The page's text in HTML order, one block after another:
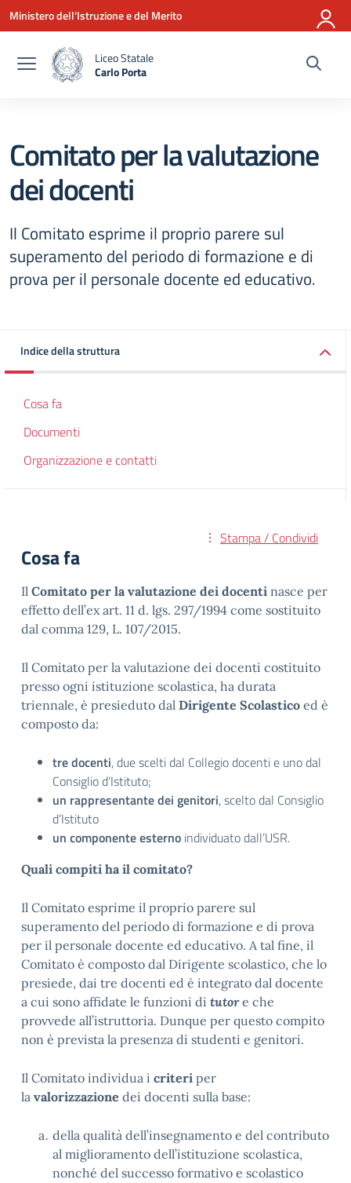
Vai ai contenuti
Vai al menu di navigazione
Vai al footer
Ministero dell'Istruzione e del Merito
Liceo Statale
Carlo Porta
Comitato per la valutazione
dei docenti
Il Comitato esprime il proprio parere sul
superamento del periodo di formazione e di
prova per il personale docente ed educativo.
Indice della struttura
Cosa fa
Documenti
Organizzazione e contatti
Stampa / Condividi
Cosa fa
Il Comitato per la valutazione dei docenti nasce per
effetto dell’ex art. 11 d. lgs. 297/1994 come sostituito
dal comma 129, L. 107/2015.
Il Comitato per la valutazione dei docenti costituito
presso ogni istituzione scolastica, ha durata
triennale, è presieduto dal Dirigente Scolastico ed è
composto da:
tre docenti, due scelti dal Collegio docenti e uno dal
Consiglio d’Istituto;
un rappresentante dei genitori, scelto dal Consiglio
d’Istituto
un componente esterno individuato dall’USR.
Quali compiti ha il comitato?
Il Comitato esprime il proprio parere sul
superamento del periodo di formazione e di prova
per il personale docente ed educativo. A tal fine, il
Comitato è composto dal Dirigente scolastico, che lo
presiede, dai tre docenti ed è integrato dal docente
a cui sono affidate le funzioni di tutore che
provvede all’istruttoria. Dunque per questo compito
non è prevista la presenza di studenti e genitori.
Il Comitato individua i criteri per
la valorizzazione dei docenti sulla base:
della qualità dell’insegnamento e del contributo
al miglioramento dell’istituzione scolastica,
nonché del successo formativo e scolastico